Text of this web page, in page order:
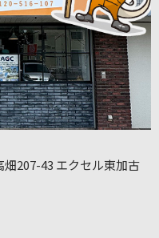
207-43 エクセル東加古